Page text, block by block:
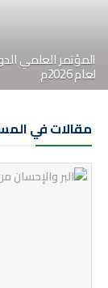
المؤتمر العلمي
لعام 2026م
مقالات في